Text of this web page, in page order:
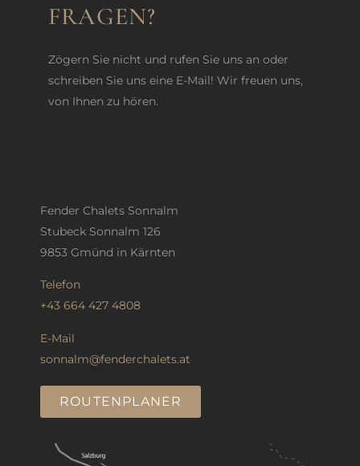
FRAGEN?
Zögern Sie nicht und rufen Sie uns an oder
schreiben Sie uns eine E-Mail! Wir freuen uns,
von Ihnen zu hören.
Fender Chalets Sonnalm
Stubeck Sonnalm 126
9853 Gmünd in Kärnten
Telefon
+43 664 427 4808
E-Mail
sonnalm@fenderchalets.at
ROUTENPLANER